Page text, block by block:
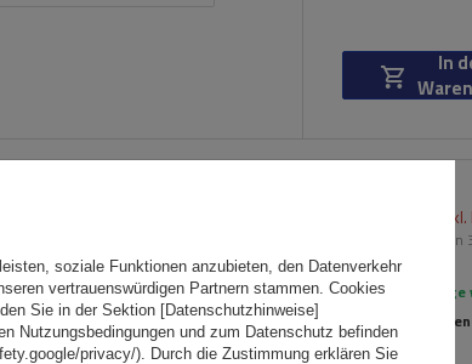
In
Fahrräder:2
Fahrradgewicht:22,5 kg
der Haltebügel:45 kg
Niedrigster Preis
209,99 €
Große
Wir
soziale Funktionen anzubieten, den Datenverkehr
vertrauenswürdigen Partnern stammen. Cookies
Sie in der Sektion [Datenschutzhinweise]
Nutzungsbedingungen und zum Datenschutz befinden
privacy/). Durch die Zustimmung erklären Sie